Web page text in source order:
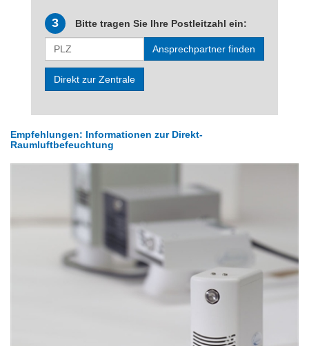
3 Bitte tragen Sie Ihre Postleitzahl ein:
Ansprechpartner finden
Direkt zur Zentrale
Empfehlungen: Informationen zur Direkt-
Raumluftbefeuchtung